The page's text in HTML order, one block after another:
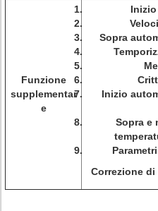
Funzione
supplementar
e
Sopra
Inizio
Sopra e
Correzione